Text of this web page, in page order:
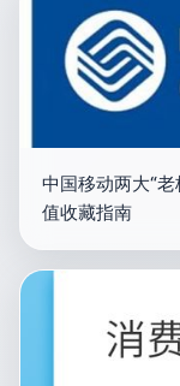
中国移动两大“
值收藏指南